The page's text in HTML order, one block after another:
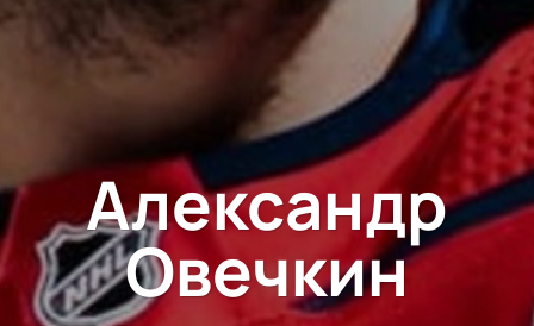
Александр
Овечкин